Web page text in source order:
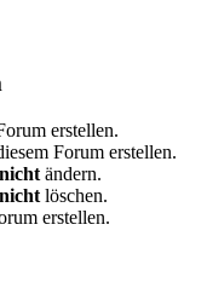
erstellen.
Forum erstellen.
nicht ändern.
nicht löschen.
erstellen.